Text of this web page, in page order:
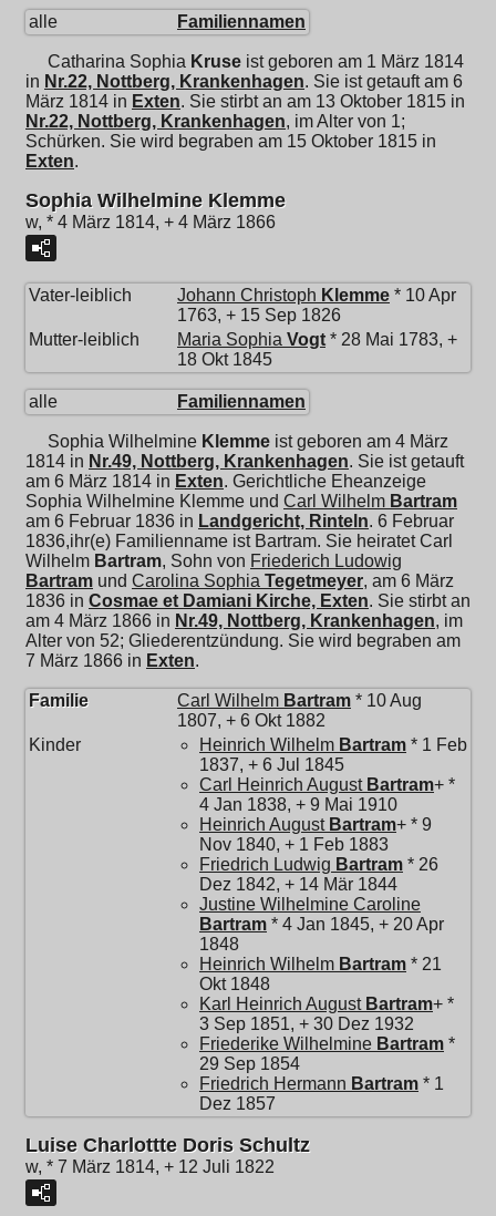
alle Familiennamen
Catharina Sophia Kruse ist geboren am 1 März 1814
in Nr.22, Nottberg, Krankenhagen. Sie ist getauft am 6
März 1814 in Exten. Sie stirbt an am 13 Oktober 1815 in
Nr.22, Nottberg, Krankenhagen, im Alter von 1;
Schürken. Sie wird begraben am 15 Oktober 1815 in
Exten.
Sophia Wilhelmine Klemme
w, * 4 März 1814, + 4 März 1866
Vater-leiblich Johann Christoph Klemme * 10 Apr
1763, + 15 Sep 1826
Mutter-leiblich
Maria Sophia Vogt * 28 Mai 1783, +
18 Okt 1845
alle Familiennamen
Sophia Wilhelmine Klemme ist geboren am 4 März
1814 in Nr.49, Nottberg, Krankenhagen. Sie ist getauft
am 6 März 1814 in Exten. Gerichtliche Eheanzeige
Sophia Wilhelmine Klemme und Carl Wilhelm Bartram
am 6 Februar 1836 in Landgericht, Rinteln. 6 Februar
1836,ihr(e) Familienname ist Bartram. Sie heiratetCarl
Wilhelm Bartram, Sohn von Friederich Ludowig
Bartram und Carolina Sophia Tegetmeyer, am 6 März
1836 in Cosmae et Damiani Kirche, Exten. Sie stirbt an
am 4 März 1866 in Nr.49, Nottberg, Krankenhagen, im
Alter von 52; Gliederentzündung. Sie wird begraben am
7 März 1866 in Exten.
Familie Carl Wilhelm Bartram * 10 Aug
1807, + 6 Okt 1882
Kinder
Heinrich Wilhelm Bartram * 1 Feb
1837, + 6 Jul 1845
Carl Heinrich August Bartram+ *
4 Jan 1838, + 9 Mai 1910
Heinrich August Bartram+ * 9
Nov 1840, + 1 Feb 1883
Friedrich Ludwig Bartram * 26
Dez 1842, + 14 Mär 1844
Justine Wilhelmine Caroline
Bartram * 4 Jan 1845, + 20 Apr
1848
Heinrich Wilhelm Bartram * 21
Okt 1848
Karl Heinrich August Bartram+ *
3 Sep 1851, + 30 Dez 1932
Friederike Wilhelmine Bartram *
29 Sep 1854
Friedrich Hermann Bartram * 1
Dez 1857
Luise Charlottte Doris Schultz
w, * 7 März 1814, + 12 Juli 1822